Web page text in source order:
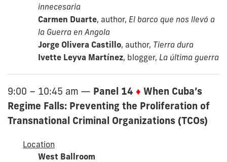
innecesaria
Carmen Duarte, author, El barco que nos llevó a
la Guerra en Angola
Jorge Olivera Castillo, author, Tierra dura
Ivette Leyva Martínez, blogger, La última guerra
9:00 – 10:45 am — Panel 14 ♦ When Cuba’s
Regime Falls: Preventing the Proliferation of
Transnational Criminal Organizations (TCOs)
Location
West Ballroom